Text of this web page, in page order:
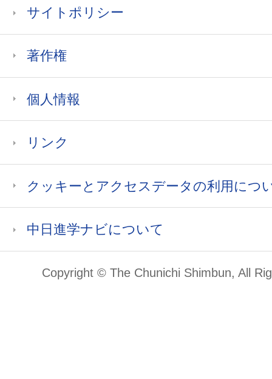
サイトポリシー
著作権
個人情報
リンク
クッキーとアクセスデータの利用につ
中日進学ナビについて
Copyright © The Chunichi Shimbun, All